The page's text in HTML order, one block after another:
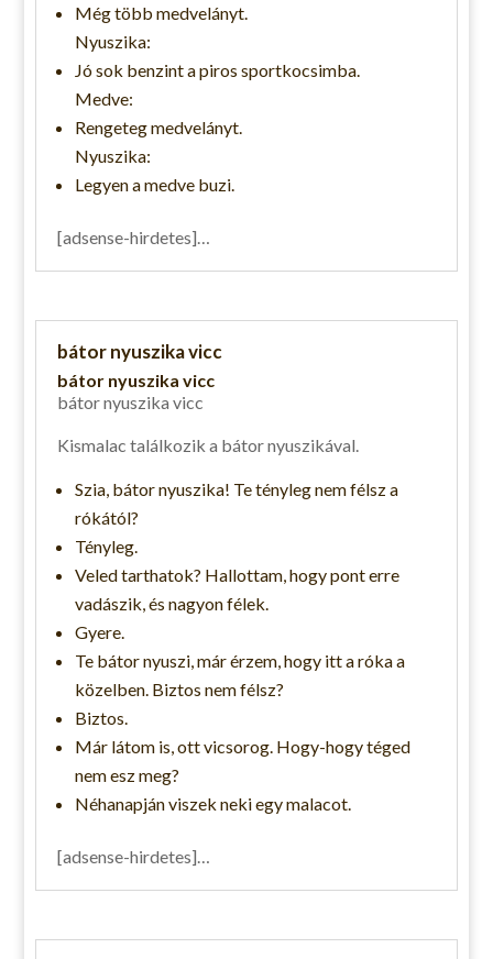
Még több medvelányt.
Nyuszika:
Jó sok benzint a piros sportkocsimba.
Medve:
Rengeteg medvelányt.
Nyuszika:
Legyen a medve buzi.
[adsense-hirdetes]…
bátor nyuszika vicc
bátor nyuszika vicc
bátor nyuszika vicc
Kismalac találkozik a bátor nyuszikával.
Szia, bátor nyuszika! Te tényleg nem félsz a
rókától?
Tényleg.
Veled tarthatok? Hallottam, hogy pont erre
vadászik, és nagyon félek.
Gyere.
Te bátor nyuszi, már érzem, hogy itt a róka a
közelben. Biztos nem félsz?
Biztos.
Már látom is, ott vicsorog. Hogy-hogy téged
nem esz meg?
Néhanapján viszek neki egy malacot.
[adsense-hirdetes]…